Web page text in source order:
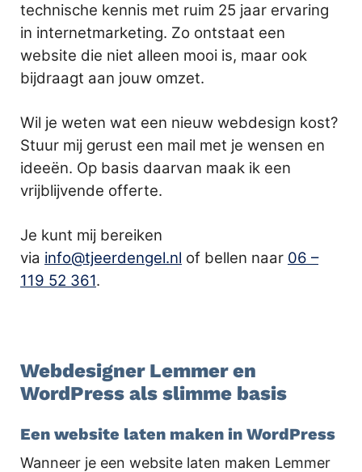
technische kennis met ruim 25 jaar ervaring
in internetmarketing. Zo ontstaat een
website die niet alleen mooi is, maar ook
bijdraagt aan jouw omzet.
Wil je weten wat een nieuw webdesign kost?
Stuur mij gerust een mail met je wensen en
ideeën. Op basis daarvan maak ik een
vrijblijvende offerte.
Je kunt mij bereiken
via info@tjeerdengel.nl of bellen naar 06 –
119 52 361.
Webdesigner Lemmer en
WordPress als slimme basis
Een website laten maken in WordPress
Wanneer je een website laten maken Lemmer